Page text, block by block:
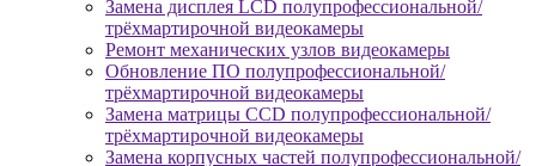
Замена дисплея LCD полупрофессиональной/
трёхмартирочной видеокамеры
Ремонт механических узлов видеокамеры
Обновление ПО полупрофессиональной/
трёхмартирочной видеокамеры
Замена матрицы CCD полупрофессиональной/
трёхмартирочной видеокамеры
Замена корпусных частей полупрофессиональной/